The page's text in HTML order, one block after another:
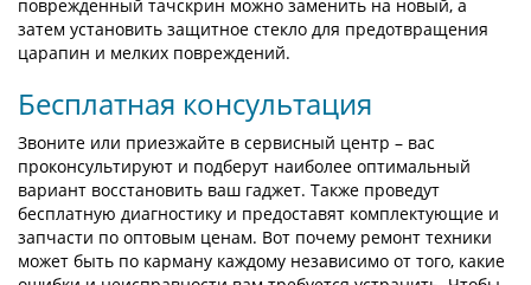
поврежденный тачскрин можно заменить на новый, а
затем установить защитное стекло для предотвращения
царапин и мелких повреждений.
Бесплатная консультация
Звоните или приезжайте в сервисный центр – вас
проконсультируют и подберут наиболее оптимальный
вариант восстановить ваш гаджет. Также проведут
бесплатную диагностику и предоставят комплектующие и
запчасти по оптовым ценам. Вот почему ремонт техники
может быть по карману каждому независимо от того, какие